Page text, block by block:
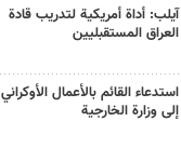
آيلب: أداة أمريكية لتدريب قادة
العراق المستقبليين
استدعاء القائم بالأعمال الأوكراني
إلى وزارة الخارجية